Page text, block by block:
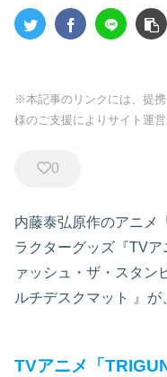
※本記事のリンクには、提
様のご支援によりサイト運営
0
内藤泰弘原作のアニメ
ラクターグッズ『TV
ァッシュ・ザ・スタン
ルチデスクマット
』が
TVアニメ「